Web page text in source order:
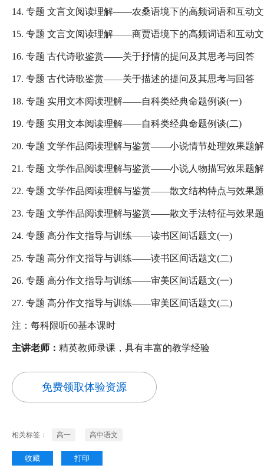
14. 专题 文言文阅读理解——农桑语境下的高频词语和互动
15. 专题 文言文阅读理解——商贾语境下的高频词语和互动
16. 专题 古代诗歌鉴赏——关于抒情的提问及其思考与回答
17. 专题 古代诗歌鉴赏——关于描述的提问及其思考与回答
18. 专题 实用文本阅读理解——自科类经典命题例谈(一)
19. 专题 实用文本阅读理解——自科类经典命题例谈(二)
20. 专题 文学作品阅读理解与鉴赏——小说情节处理效果题解
21. 专题 文学作品阅读理解与鉴赏——小说人物描写效果题解
22. 专题 文学作品阅读理解与鉴赏——散文结构特点与效果
23. 专题 文学作品阅读理解与鉴赏——散文手法特征与效果
24. 专题 高分作文指导与训练——读书区间话题文(一)
25. 专题 高分作文指导与训练——读书区间话题文(二)
26. 专题 高分作文指导与训练——审美区间话题文(一)
27. 专题 高分作文指导与训练——审美区间话题文(二)
注：每科限听60基本课时
主讲老师： 精英教师录课，具有丰富的教学经验
免费领取体验资源
相关标签： 高一 高中语文
收藏 打印